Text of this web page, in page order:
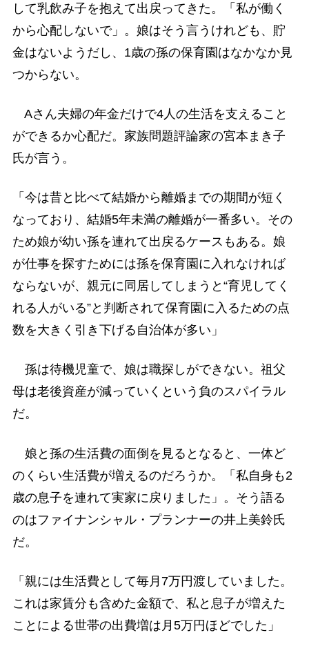
して乳飲み子を抱えて出戻ってきた。「私が働く
から心配しないで」。娘はそう言うけれども、貯
金はないようだし、1歳の孫の保育園はなかなか見
つからない。
Aさん夫婦の年金だけで4人の生活を支えること
ができるか心配だ。家族問題評論家の宮本まき子
氏が言う。
「今は昔と比べて結婚から離婚までの期間が短く
なっており、結婚5年未満の離婚が一番多い。その
ため娘が幼い孫を連れて出戻るケースもある。娘
が仕事を探すためには孫を保育園に入れなければ
ならないが、親元に同居してしまうと“育児してく
れる人がいる”と判断されて保育園に入るための点
数を大きく引き下げる自治体が多い」
孫は待機児童で、娘は職探しができない。祖父
母は老後資産が減っていくという負のスパイラル
だ。
娘と孫の生活費の面倒を見るとなると、一体ど
のくらい生活費が増えるのだろうか。「私自身も2
歳の息子を連れて実家に戻りました」。そう語る
のはファイナンシャル・プランナーの井上美鈴氏
だ。
「親には生活費として毎月7万円渡していました。
これは家賃分も含めた金額で、私と息子が増えた
ことによる世帯の出費増は月5万円ほどでした」